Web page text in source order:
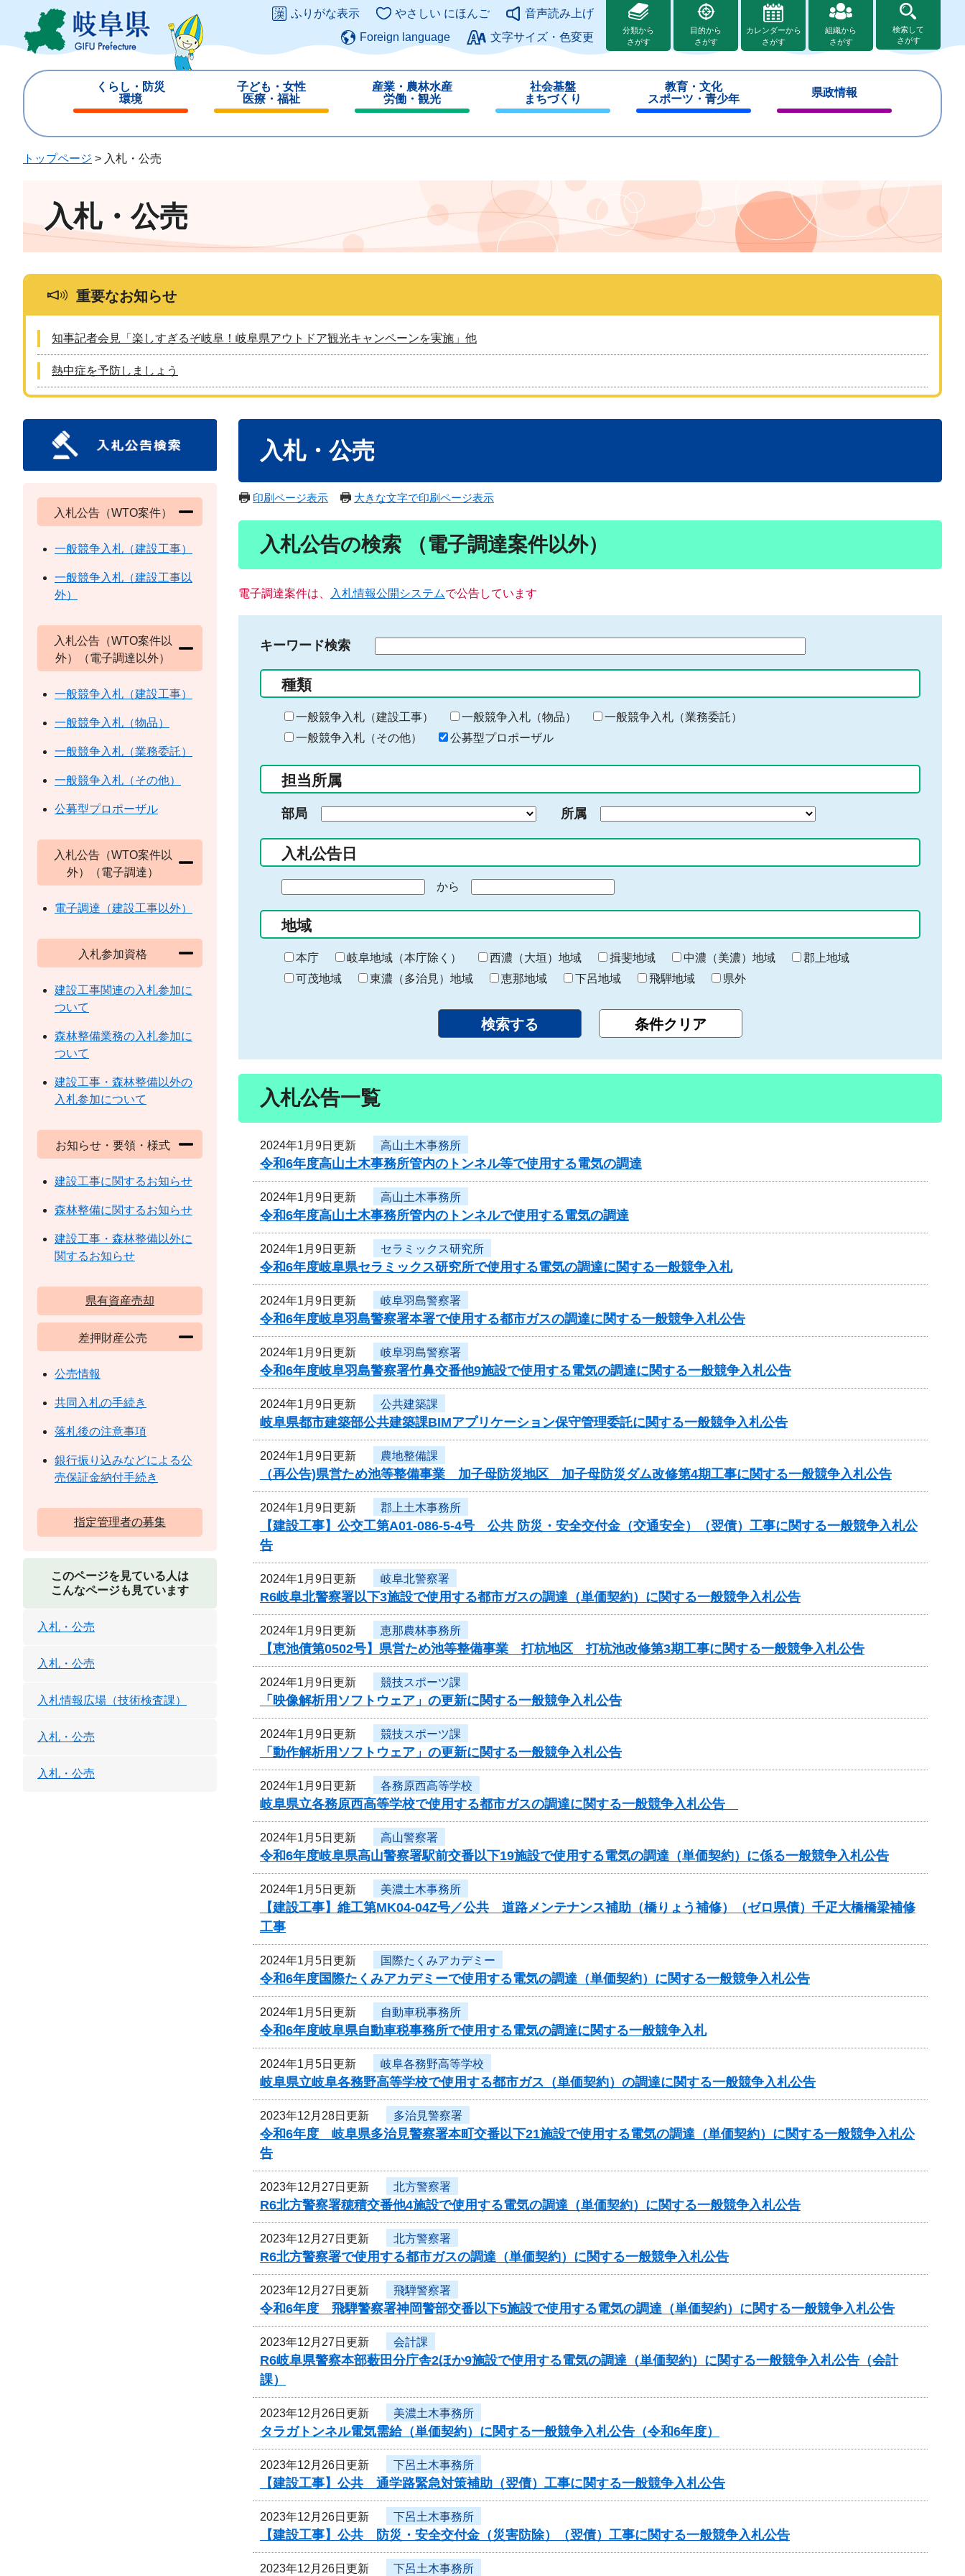
ジ
ュ
このページの本文へ
ふりがな表示 やさしい にほんご
音声読み上げ
Foreign language
文字サイズ・色変更
分類から
さがす
目的から
さがす
カレンダーから
さがす
組織から
さがす
検索して
さがす
くらし・防災
環境
じ
子ども・女性
医療・福祉
じ
産業・農林水産
労働・観光
じ
社会基盤
まちづくり
じ
教育・文化
スポーツ・青少年
じ
県政情報
じ
トップページ > 入札・公売
入札・公売
重要なお知らせ
知事記者会見「楽しすぎるぞ岐阜！岐阜県アウトドア観光キャンペーンを実施」他
熱中症を予防しましょう
入札・公売
印刷ページ表示 大きな文字で印刷ページ表示
入札公告の検索 （電子調達案件以外）
電子調達案件は、 入札情報公開システムで公告しています
キーワード検索
る
キ
ー
ー
入
力
種類
一般競争入札（建設工事） 一般競争入札（物品）
一般競争入札（業務委託）
一般競争入札（その他）
公募型プロポーザル
担当所属
部局 所属
入札公告日
の
始
ま
り
から
終
わ
り
地域
本庁 岐阜地域（本庁除く） 西濃（大垣）地域 揖斐地域 中濃（美濃）地域
郡上地域
可茂地域
東濃（多治見）地域 恵那地域 下呂地域 飛騨地域 県外
入札公告一覧
2024年1月9日更新 高山土木事務所
令和6年度高山土木事務所管内のトンネル等で使用する電気の調達
2024年1月9日更新 高山土木事務所
令和6年度高山土木事務所管内のトンネルで使用する電気の調達
2024年1月9日更新 セラミックス研究所
令和6年度岐阜県セラミックス研究所で使用する電気の調達に関する一般競争入札
2024年1月9日更新 岐阜羽島警察署
令和6年度岐阜羽島警察署本署で使用する都市ガスの調達に関する一般競争入札公告
2024年1月9日更新 岐阜羽島警察署
令和6年度岐阜羽島警察署竹鼻交番他9施設で使用する電気の調達に関する一般競争入札公告
2024年1月9日更新 公共建築課
岐阜県都市建築部公共建築課BIMアプリケーション保守管理委託に関する一般競争入札公告
2024年1月9日更新 農地整備課
（再公告)県営ため池等整備事業 加子母防災地区 加子母防災ダム改修第4期工事に関する一般競争入札公告
2024年1月9日更新 郡上土木事務所
【建設工事】公交工第A01-086-5-4号 公共 防災・安全交付金（交通安全）（翌債）工事に関する一般競争入札公
告
2024年1月9日更新 岐阜北警察署
R6岐阜北警察署以下3施設で使用する都市ガスの調達（単価契約）に関する一般競争入札公告
2024年1月9日更新 恵那農林事務所
【恵池債第0502号】県営ため池等整備事業 打杭地区 打杭池改修第3期工事に関する一般競争入札公告
2024年1月9日更新 競技スポーツ課
「映像解析用ソフトウェア」の更新に関する一般競争入札公告
2024年1月9日更新 競技スポーツ課
「動作解析用ソフトウェア」の更新に関する一般競争入札公告
2024年1月9日更新 各務原西高等学校
岐阜県立各務原西高等学校で使用する都市ガスの調達に関する一般競争入札公告
2024年1月5日更新 高山警察署
令和6年度岐阜県高山警察署駅前交番以下19施設で使用する電気の調達（単価契約）に係る一般競争入札公告
2024年1月5日更新 美濃土木事務所
【建設工事】維工第MK04-04Z号／公共 道路メンテナンス補助（橋りょう補修）（ゼロ県債）千疋大橋橋梁補修
工事
2024年1月5日更新 国際たくみアカデミー
令和6年度国際たくみアカデミーで使用する電気の調達（単価契約）に関する一般競争入札公告
2024年1月5日更新 自動車税事務所
令和6年度岐阜県自動車税事務所で使用する電気の調達に関する一般競争入札
2024年1月5日更新 岐阜各務野高等学校
岐阜県立岐阜各務野高等学校で使用する都市ガス（単価契約）の調達に関する一般競争入札公告
2023年12月28日更新 多治見警察署
令和6年度 岐阜県多治見警察署本町交番以下21施設で使用する電気の調達（単価契約）に関する一般競争入札公
告
2023年12月27日更新 北方警察署
R6北方警察署穂積交番他4施設で使用する電気の調達（単価契約）に関する一般競争入札公告
2023年12月27日更新 北方警察署
R6北方警察署で使用する都市ガスの調達（単価契約）に関する一般競争入札公告
2023年12月27日更新 飛騨警察署
令和6年度 飛騨警察署神岡警部交番以下5施設で使用する電気の調達（単価契約）に関する一般競争入札公告
2023年12月27日更新 会計課
R6岐阜県警察本部薮田分庁舎2ほか9施設で使用する電気の調達（単価契約）に関する一般競争入札公告（会計
課）
2023年12月26日更新 美濃土木事務所
タラガトンネル電気需給（単価契約）に関する一般競争入札公告（令和6年度）
2023年12月26日更新 下呂土木事務所
【建設工事】公共 通学路緊急対策補助（翌債）工事に関する一般競争入札公告
2023年12月26日更新 下呂土木事務所
【建設工事】公共 防災・安全交付金（災害防除）（翌債）工事に関する一般競争入札公告
2023年12月26日更新 下呂土木事務所
入札公告（WTO案件）
一般競争入札（建設工事）
一般競争入札（建設工事以
外）
入札公告（WTO案件以
外）（電子調達以外）
一般競争入札（建設工事）
一般競争入札（物品）
一般競争入札（業務委託）
一般競争入札（その他）
公募型プロポーザル
入札公告（WTO案件以
外）（電子調達）
電子調達（建設工事以外）
入札参加資格
建設工事関連の入札参加に
ついて
森林整備業務の入札参加に
ついて
建設工事・森林整備以外の
入札参加について
お知らせ・要領・様式
建設工事に関するお知らせ
森林整備に関するお知らせ
建設工事・森林整備以外に
関するお知らせ
県有資産売却
差押財産公売
公売情報
共同入札の手続き
落札後の注意事項
銀行振り込みなどによる公
売保証金納付手続き
指定管理者の募集
このページを見ている人は
こんなページも見ています
入札・公売
入札・公売
入札情報広場（技術検査課）
入札・公売
入札・公売